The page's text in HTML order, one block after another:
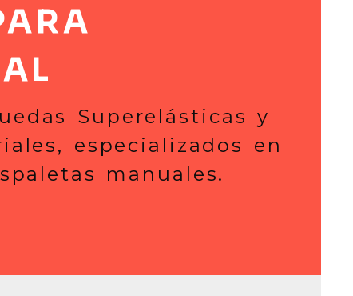
Superelásticas y
especializados en
manuales.